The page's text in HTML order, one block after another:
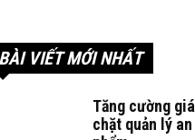
BÀI VIẾT MỚI NHẤT
Tăng cường
chặt quản lý